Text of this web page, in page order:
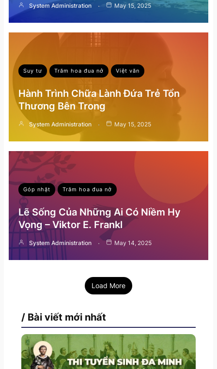
System Administration May 15, 2025
Suy tư Trăm hoa đua nở Việt văn
Hành Trình Chữa Lành Đứa Trẻ Tổn
Thương Bên Trong
System Administration May 15, 2025
Góp nhặt Trăm hoa đua nở
Lẽ Sống Của Những Ai Có Niềm Hy
Vọng – Viktor E. Frankl
System Administration May 14, 2025
Load More
/ Bài viết mới nhất